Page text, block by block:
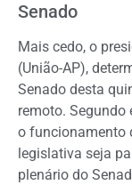
Senado
Mais cedo, o
(União-AP),
Senado desta
remoto. Segundo
o funcionamento
legislativa seja
plenário do